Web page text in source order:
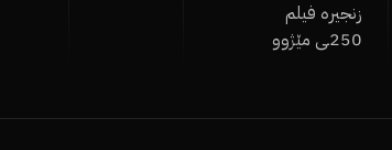
زنجیرە فیلم
250ـی مێژوو